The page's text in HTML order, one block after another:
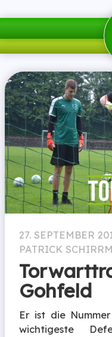
27. SEPTEMBER
PATRICK
Gohfeld
Er ist die
wichtigeste